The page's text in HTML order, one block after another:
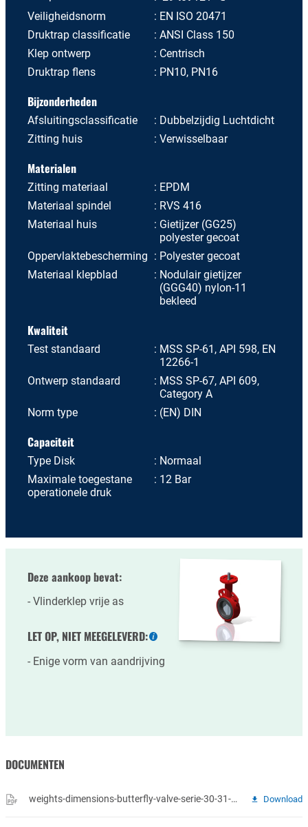
Veiligheidsnorm
EN ISO 20471
Druktrap classificatie
ANSI Class 150
Klep ontwerp
Centrisch
Druktrap flens
PN10, PN16
Bijzonderheden
Afsluitingsclassificatie
Dubbelzijdig Luchtdicht
Zitting huis
Verwisselbaar
Materialen
Zitting materiaal
EPDM
Materiaal spindel
RVS 416
Materiaal huis
Gietijzer (GG25)
polyester gecoat
Oppervlaktebescherming
Polyester gecoat
Materiaal klepblad
Nodulair gietijzer
(GGG40) nylon-11
bekleed
Kwaliteit
Test standaard
MSS SP-61, API 598, EN
12266-1
Ontwerp standaard
MSS SP-67, API 609,
Category A
Norm type
(EN) DIN
Capaciteit
Type Disk
Normaal
Maximale toegestane
operationele druk
12 Bar
Deze aankoop bevat:
Vlinderklep vrije as
LET OP, NIET MEEGELEVERD:
informatie
Enige vorm van aandrijving
DOCUMENTEN
weights-dimensions-butterfly-valve-serie-30-31-bray-series-30-31-weights-dimensions.pdf Download